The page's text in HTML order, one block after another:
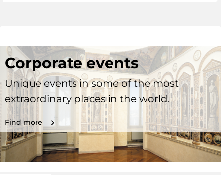
Corporate events
Unique events in some of the most
extraordinary places in the world.
Find more